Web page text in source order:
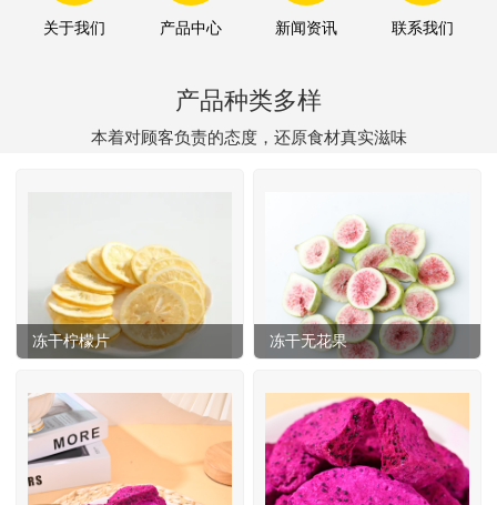
关于我们 产品中心 新闻资讯 联系我们
产品种类多样
本着对顾客负责的态度，还原食材真实滋味
冻干柠檬片 冻干无花果